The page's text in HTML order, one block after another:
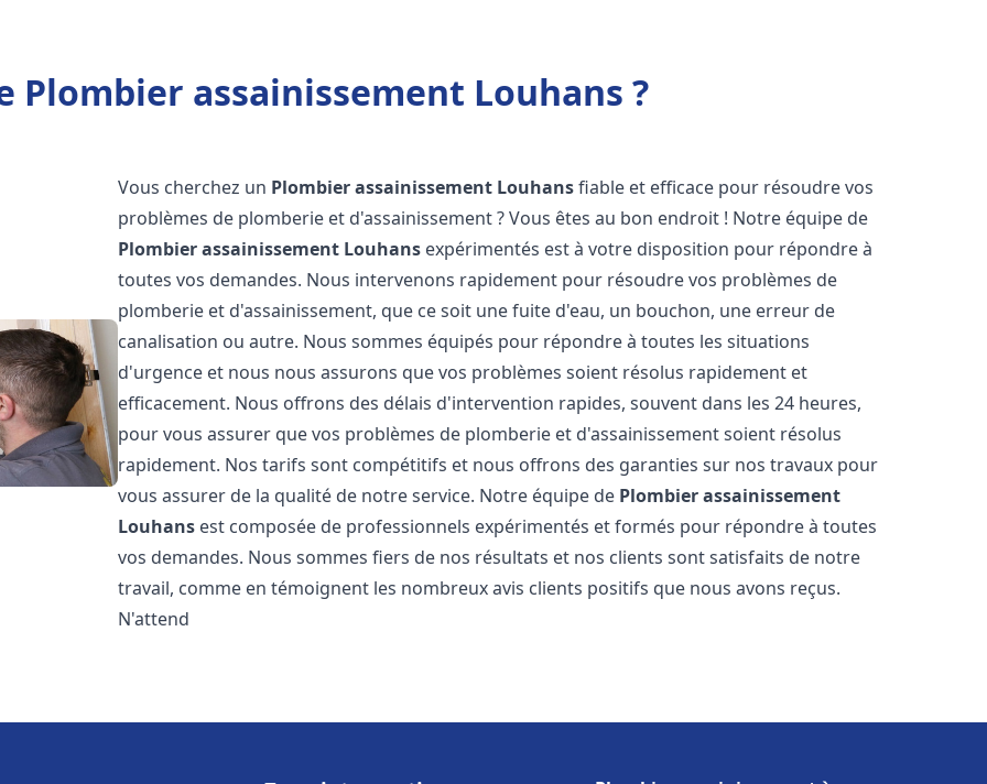
Plombier assainissement Louhans ?
Vous cherchez un Plombier assainissement Louhansfiable et efficace pour résoudre vos
problèmes de plomberie et d'assainissement ? Vous êtes au bon endroit ! Notre équipe de
Plombier assainissement Louhans expérimentés est à votre disposition pour répondre à
toutes vos demandes. Nous intervenons rapidement pour résoudre vos problèmes de
plomberie et d'assainissement, que ce soit une fuite d'eau, un bouchon, une erreur de
canalisation ou autre. Nous sommes équipés pour répondre à toutes les situations
d'urgence et nous nous assurons que vos problèmes soient résolus rapidement et
efficacement. Nous offrons des délais d'intervention rapides, souvent dans les 24 heures,
pour vous assurer que vos problèmes de plomberie et d'assainissement soient résolus
rapidement. Nos tarifs sont compétitifs et nous offrons des garanties sur nos travaux pour
vous assurer de la qualité de notre service. Notre équipe de Plombier assainissement
Louhans est composée de professionnels expérimentés et formés pour répondre à toutes
vos demandes. Nous sommes fiers de nos résultats et nos clients sont satisfaits de notre
travail, comme en témoignent les nombreux avis clients positifs que nous avons reçus.
N'attend